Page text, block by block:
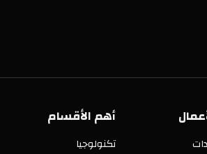
أهم الأقسام
تكنولوجيا